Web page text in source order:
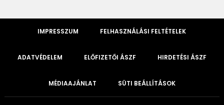
IMPRESSZUM FELHASZNÁLÁSI FELTÉTELEK
ADATVÉDELEM ELŐFIZETŐI ÁSZF HIRDETÉSI ÁSZF
MÉDIAAJÁNLAT SÜTI BEÁLLÍTÁSOK